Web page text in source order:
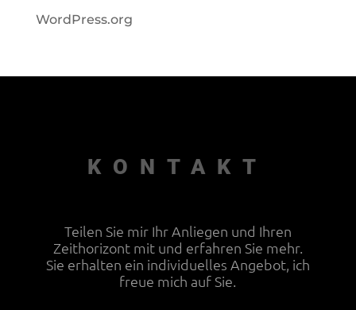
WordPress.org
KONTAKT
Teilen Sie mir Ihr Anliegen und Ihren
Zeithorizont mit und erfahren Sie mehr.
Sie erhalten ein individuelles Angebot, ich
freue mich auf Sie.